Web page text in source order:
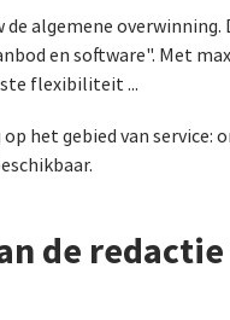
algemene
en software". Met
flexibiliteit ...
het gebied van service:
de redactie